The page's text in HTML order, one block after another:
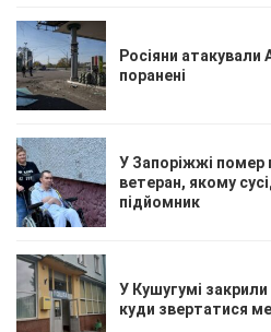
Росіяни атакували
поранені
У Запоріжжі помер
ветеран, якому
підйомник
У Кушугумі
куди звертатися